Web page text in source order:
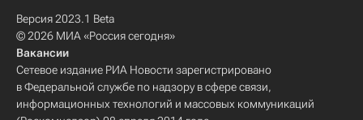
Версия 2023.1 Beta
© 2026 МИА «Россия сегодня»
Вакансии
Сетевое издание РИА Новости зарегистрировано
в Федеральной службе по надзору в сфере связи,
информационных технологий и массовых коммуникаций